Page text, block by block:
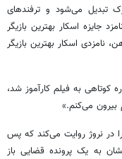
نیویورک تبدیل می‌شود و ترفندهای
جایزه اسکار بهترین بازیگر
اسکار بهترین بازیگر
کوتاهی به فیلم کارآموز شد،
می‌کنم.»
در نروژ روایت می‌کند که پس
به یک پرونده قضایی باز